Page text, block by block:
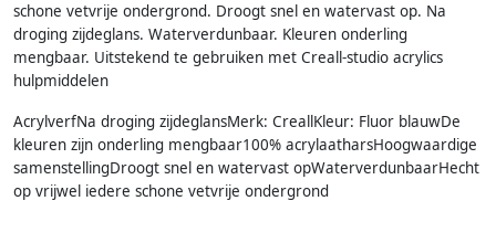
schone vetvrije ondergrond. Droogt snel en watervast op. Na
droging zijdeglans. Waterverdunbaar. Kleuren onderling
mengbaar. Uitstekend te gebruiken met Creall-studio acrylics
hulpmiddelen
AcrylverfNa droging zijdeglansMerk: CreallKleur: Fluor blauwDe
kleuren zijn onderling mengbaar100% acrylaatharsHoogwaardige
samenstellingDroogt snel en watervast opWaterverdunbaarHecht
op vrijwel iedere schone vetvrije ondergrond